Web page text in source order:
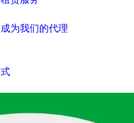
成为我们的代理